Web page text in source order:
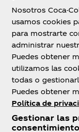
Sobre
Nosotros Coca-
usamos cookies
para mostrarte
administrar
Puedes obtener
utilizamos las
todas o
Puedes obtener
Política de
Gestionar las